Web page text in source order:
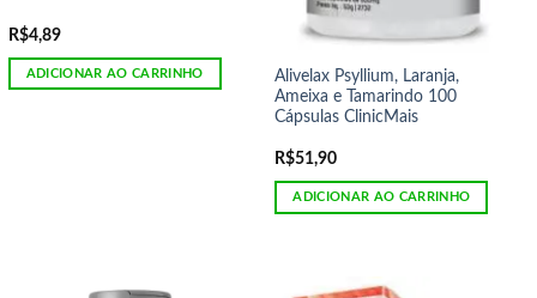
R$4,89
ADICIONAR AO CARRINHO
Alivelax Psyllium, Laranja,
Ameixa e Tamarindo 100
Cápsulas ClinicMais
R$51,90
ADICIONAR AO CARRINHO